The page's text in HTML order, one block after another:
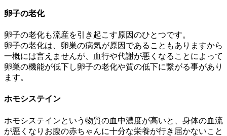
卵子の老化
卵子の老化も流産を引き起こす原因のひとつです。
卵子の老化は、卵巣の病気が原因であることもありますから
一概には言えませんが、血行や代謝が悪くなることによって
卵巣の機能が低下し卵子の老化や質の低下に繋がる事があり
ます。
ホモシステイン
ホモシステインという物質の血中濃度が高いと、身体の血流
が悪くなりお腹の赤ちゃんに十分な栄養が行き届かないこと